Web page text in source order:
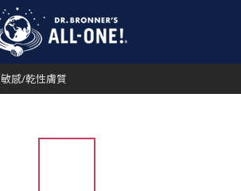
敏感/乾性膚質